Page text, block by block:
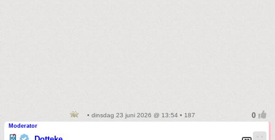
• dinsdag 23 juni 2026 @ 13:54 • 187
Moderator